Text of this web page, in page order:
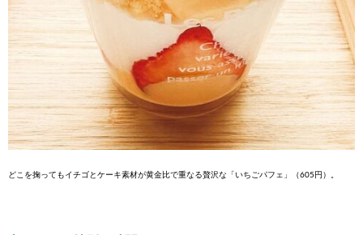
どこを掬ってもイチゴとケーキ素材が黄金比で重なる贅沢な「いちごパフェ」（605円）。